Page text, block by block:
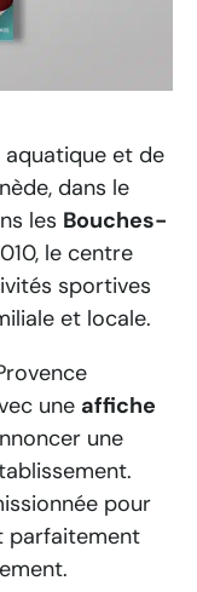
et de
dans le
les Bouches-
le centre
sportives
et locale.
une affiche
une
pour
parfaitement